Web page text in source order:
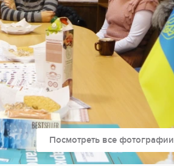
Посмотреть все фотографии